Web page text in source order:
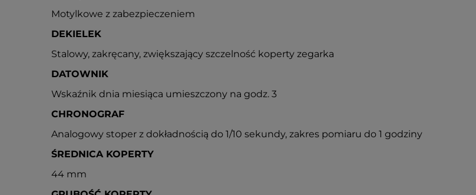
Motylkowe z zabezpieczeniem
DEKIELEK
Stalowy, zakręcany, zwiększający szczelność koperty zegarka
DATOWNIK
Wskaźnik dnia miesiąca umieszczony na godz. 3
CHRONOGRAF
Analogowy stoper z dokładnością do 1/10 sekundy, zakres pomiaru do 1 godziny
ŚREDNICA KOPERTY
44 mm